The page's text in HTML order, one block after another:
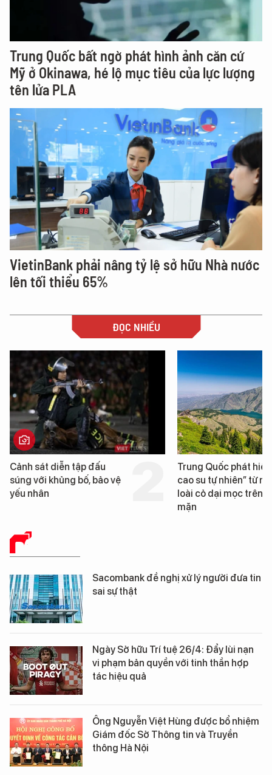
Trung Quốc bất ngờ phát hình ảnh căn cứ
Mỹ ở Okinawa, hé lộ mục tiêu của lực lượng
tên lửa PLA
VietinBank phải nâng tỷ lệ sở hữu Nhà nước
lên tối thiểu 65%
ĐỌC NHIỀU
Cảnh sát diễn tập đấu
súng với khủng bố, bảo vệ
yếu nhân
Trung Quốc phát hiện
cao su tự nhiên” từ
loài cỏ dại mọc trên
mặn
BÁO CHÍ SỐ
Sacombank đề nghị xử lý người đưa tin
sai sự thật
Ngày Sở hữu Trí tuệ 26/4: Đẩy lùi nạn
vi phạm bản quyền với tinh thần hợp
tác hiệu quả
Ông Nguyễn Việt Hùng được bổ nhiệm
Giám đốc Sở Thông tin và Truyền
thông Hà Nội